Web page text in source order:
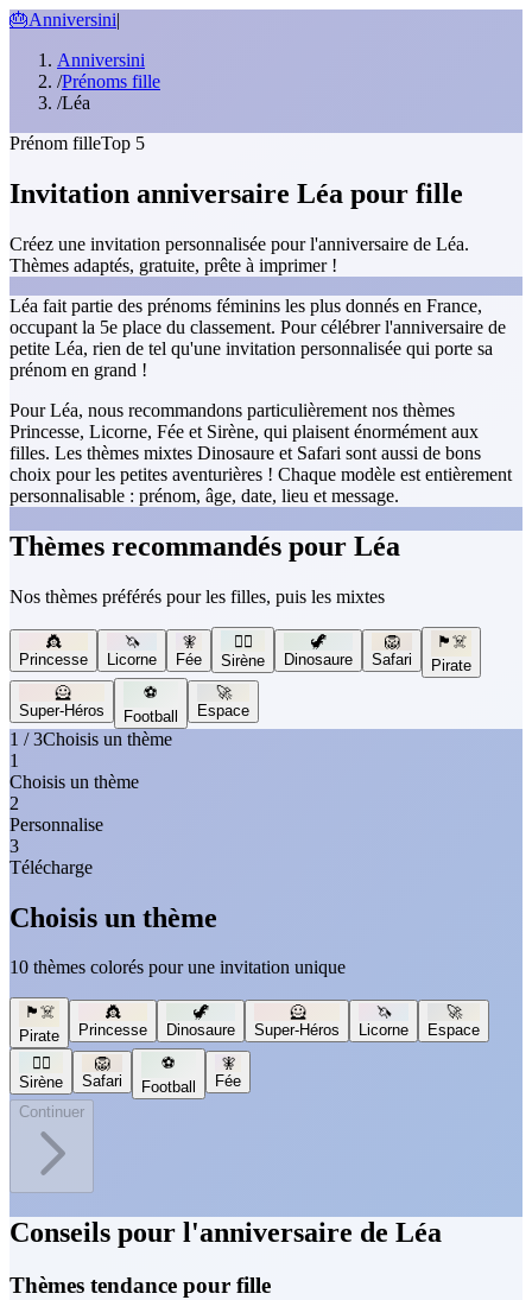
🎂Anniversini|
Anniversini
/Prénoms fille
/Léa
Prénom filleTop 5
Invitation anniversaire Léa pour fille
Créez une invitation personnalisée pour l'anniversaire de Léa.
Thèmes adaptés, gratuite, prête à imprimer !
Léa fait partie des prénoms féminins les plus donnés en France,
occupant la 5e place du classement. Pour célébrer l'anniversaire de
petite Léa, rien de tel qu'une invitation personnalisée qui porte sa
prénom en grand !
Pour Léa, nous recommandons particulièrement nos thèmes
Princesse, Licorne, Fée et Sirène, qui plaisent énormément aux
filles. Les thèmes mixtes Dinosaure et Safari sont aussi de bons
choix pour les petites aventurières ! Chaque modèle est entièrement
personnalisable : prénom, âge, date, lieu et message.
Thèmes recommandés pour Léa
Nos thèmes préférés pour les filles, puis les mixtes
👸
Princesse
🦄
Licorne
🧚
Fée
🧜‍♀️
Sirène
🦖
Dinosaure
🦁
Safari
🏴‍☠️
Pirate
🦸
Super-Héros
⚽
Football
🚀
Espace
1 / 3Choisis un thème
1
Choisis un thème
2
Personnalise
3
Télécharge
Choisis un thème
10 thèmes colorés pour une invitation unique
🏴‍☠️
Pirate
👸
Princesse
🦖
Dinosaure
🦸
Super-Héros
🦄
Licorne
🚀
Espace
🧜‍♀️
Sirène
🦁
Safari
⚽
Football
🧚
Fée
Continuer
Conseils pour l'anniversaire de Léa
Thèmes tendance pour fille